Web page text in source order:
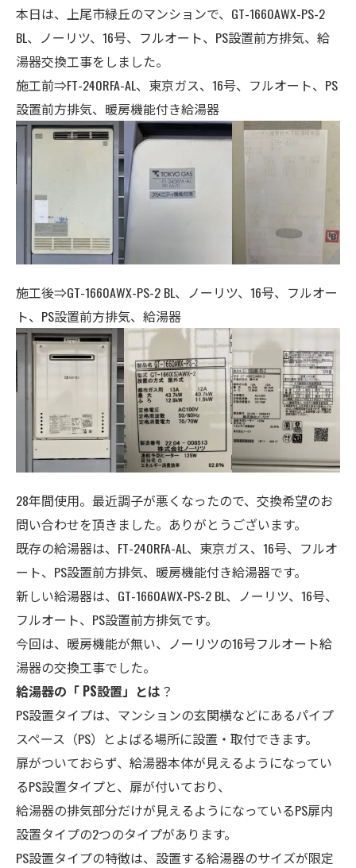
本日は、上尾市緑丘のマンションで、GT-1660AWX-PS-2
BL、ノーリツ、16号、フルオート、 PS設置前方排気、 給
湯器交換工事をしました。
施工前⇒FT-240RFA-AL、東京ガス、16号、フルオート、 PS
設置前方排気、暖房機能付き給湯器
施工後⇒GT-1660AWX-PS-2 BL、ノーリツ、16号、フルオー
ト、 PS設置前方排気、 給湯器
28年間使用。最近調子が悪くなったので、交換希望のお
問い合わせを頂きました。ありがとうございます。
既存の給湯器は、FT-240RFA-AL、東京ガス、16号、フルオ
ート、 PS設置前方排気、暖房機能付き給湯器です。
新しい給湯器は、GT-1660AWX-PS-2 BL、ノーリツ、16号、
フルオート、 PS設置前方排気です。
今回は、暖房機能が無い、ノーリツの16号フルオート給
湯器の交換工事でした。
給湯器の「 PS設置」とは ？
PS設置タイプは、マンションの玄関横などにあるパイプ
スペース（PS）とよばる場所に設置・取付できます。
扉がついておらず、給湯器本体が見えるようになってい
るPS設置タイプと、扉が付いており、
給湯器の排気部分だけが見えるようになっているPS扉内
設置タイプの2つのタイプがあります。
PS設置タイプの特徴は、設置する給湯器のサイズが限定